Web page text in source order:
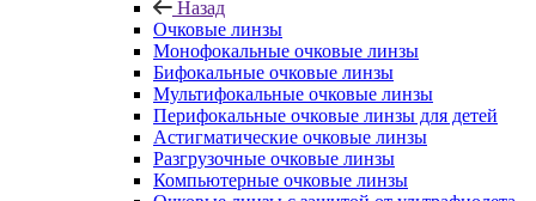
Назад
Очковые линзы
Монофокальные очковые линзы
Бифокальные очковые линзы
Мультифокальные очковые линзы
Перифокальные очковые линзы для детей
Астигматические очковые линзы
Разгрузочные очковые линзы
Компьютерные очковые линзы